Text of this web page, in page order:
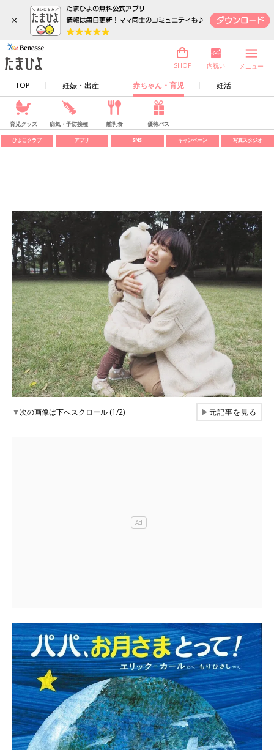
×
TOP 妊娠・出産 赤ちゃん・育児 妊活
SHOP 内祝い メニュー
育児グッズ 病気・予防接種 離乳食 優待パス
ひよこクラブ アプリ SNS キャンペーン 写真スタジオ
▼次の画像は下へスクロール (1/2) ▶元記事を見る